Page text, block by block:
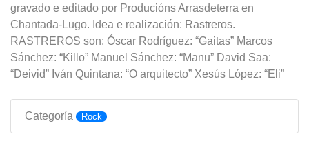
gravado e editado por Producións Arrasdeterra en
Chantada-Lugo. Idea e realización: Rastreros.
RASTREROS son: Óscar Rodríguez: “Gaitas” Marcos
Sánchez: “Killo” Manuel Sánchez: “Manu” David Saa:
“Deivid” Iván Quintana: “O arquitecto” Xesús López: “Eli”
Categoría Rock